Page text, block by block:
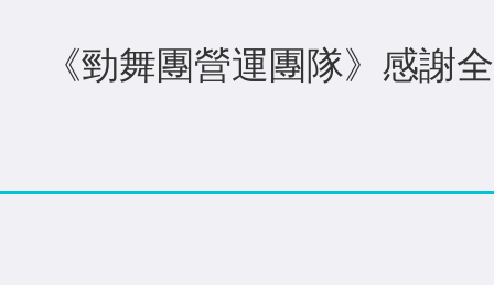
《勁舞團營運團隊》感謝